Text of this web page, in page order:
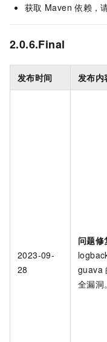
获取 Maven 依赖，
2.0.6.Final
发布时间 发布内
2023-09-
28
问题修
guava
全漏洞。